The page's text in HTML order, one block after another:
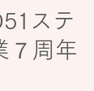
ステ
周年